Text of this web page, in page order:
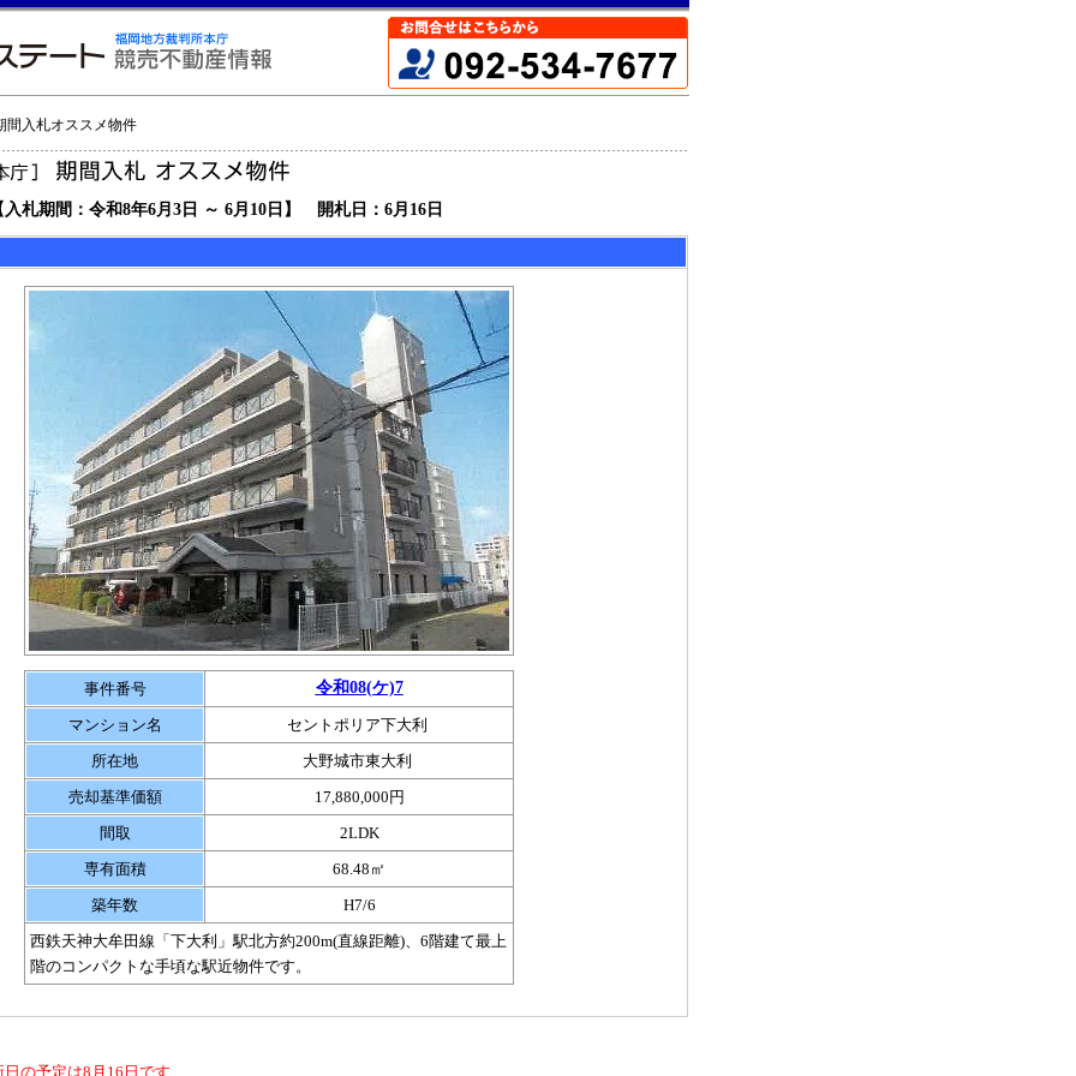
間入札オススメ物件
入札期間：令和8年6月3日 ～ 6月10日】 開札日：6月16日
事件番号 令和08(ケ)7
マンション名
セントポリア下大利
所在地
大野城市東大利
売却基準価額
17,880,000円
間取
2LDK
専有面積
68.48㎡
築年数
H7/6
西鉄天神大牟田線「下大利」駅北方約200m(直線距離)、6階建て最上
階のコンパクトな手頃な駅近物件です。
の予定は8月16日です